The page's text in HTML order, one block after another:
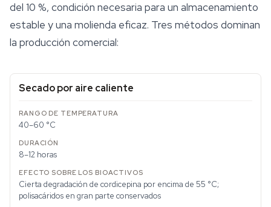
del 10 %, condición necesaria para un almacenamiento
estable y una molienda eficaz. Tres métodos dominan
la producción comercial:
Secado por aire caliente
40–60 °C
8–12 horas
Cierta degradación de cordicepina por encima de 55 °C;
polisacáridos en gran parte conservados